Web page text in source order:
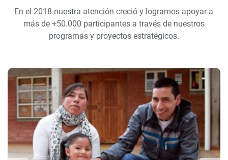
En el 2018 nuestra atención creció y logramos apoyar a
más de +50.000 participantes a través de nuestros
programas y proyectos estratégicos.